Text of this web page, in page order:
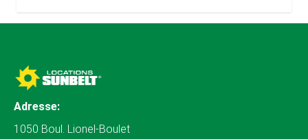
Adresse:
1050 Boul. Lionel-Boulet